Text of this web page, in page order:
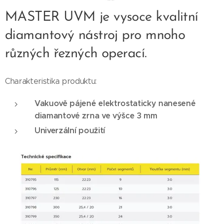
MASTER UVM je vysoce kvalitní
diamantový nástroj pro mnoho
různých řezných operací.
Charakteristika produktu:
Vakuově pájené elektrostaticky nanesené
diamantové zrna ve výšce 3 mm
Univerzální použití